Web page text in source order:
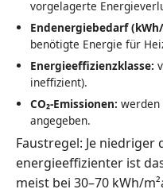
vorgelagerte
Endenergiebedarf
benötigte Energie für
Energieeffizienzklasse:
ineffizient).
CO₂-Emissionen: werden
angegeben.
Faustregel: Je niedriger
energieeffizienter ist
meist bei 30–70 kWh/